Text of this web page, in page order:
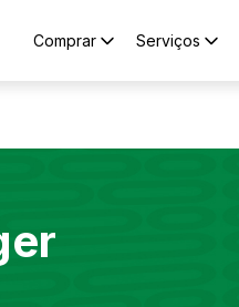
Comprar Serviços